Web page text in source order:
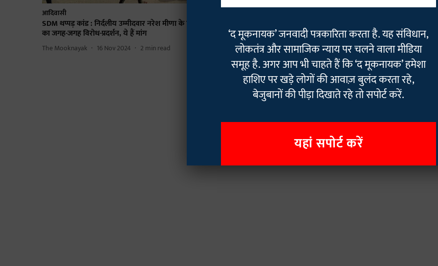
आदिवासी
SDM थप्पड़ कांड : निर्दलीय उम्मीदवार नरेश मीणा के लिए समुदाय
का जगह-जगह विरोध-प्रदर्शन, ये हैं मांग
The Mooknayak 16 Nov 2024 2 min read
‘द मूकनायक’ जनवादी पत्रकारिता करता है. यह संविधान,
लोकतंत्र और सामाजिक न्याय पर चलने वाला मीडिया
समूह है. अगर आप भी चाहते हैं कि ‘द मूकनायक’ हमेशा
हाशिए पर खड़े लोगों की आवाज़ बुलंद करता रहे,
बेजुबानों की पीड़ा दिखाते रहे तो सपोर्ट करें.
यहां सपोर्ट करें